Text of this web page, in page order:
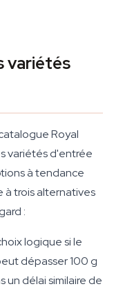
variétés
Royal
variétés d'entrée
à tendance
à trois alternatives
:
logique si le
dépasser 100 g
délai similaire de